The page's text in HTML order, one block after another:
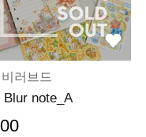
러브드
Blur note_A